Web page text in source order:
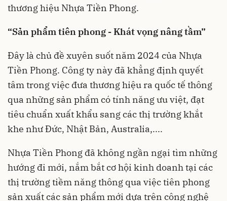
thương hiệu Nhựa Tiền Phong.
“Sản phẩm tiên phong - Khát vọng nâng tầm”
Đây là chủ đề xuyên suốt năm 2024 của Nhựa
Tiền Phong. Công ty này đã khẳng định quyết
tâm trong việc đưa thương hiệu ra quốc tế thông
qua những sản phẩm có tính năng ưu việt, đạt
tiêu chuẩn xuất khẩu sang các thị trường khắt
khe như Đức, Nhật Bản, Australia,....
Nhựa Tiền Phong đã không ngần ngại tìm những
hướng đi mới, nắm bắt cơ hội kinh doanh tại các
thị trường tiềm năng thông qua việc tiên phong
sản xuất các sản phẩm mới dựa trên công nghệ